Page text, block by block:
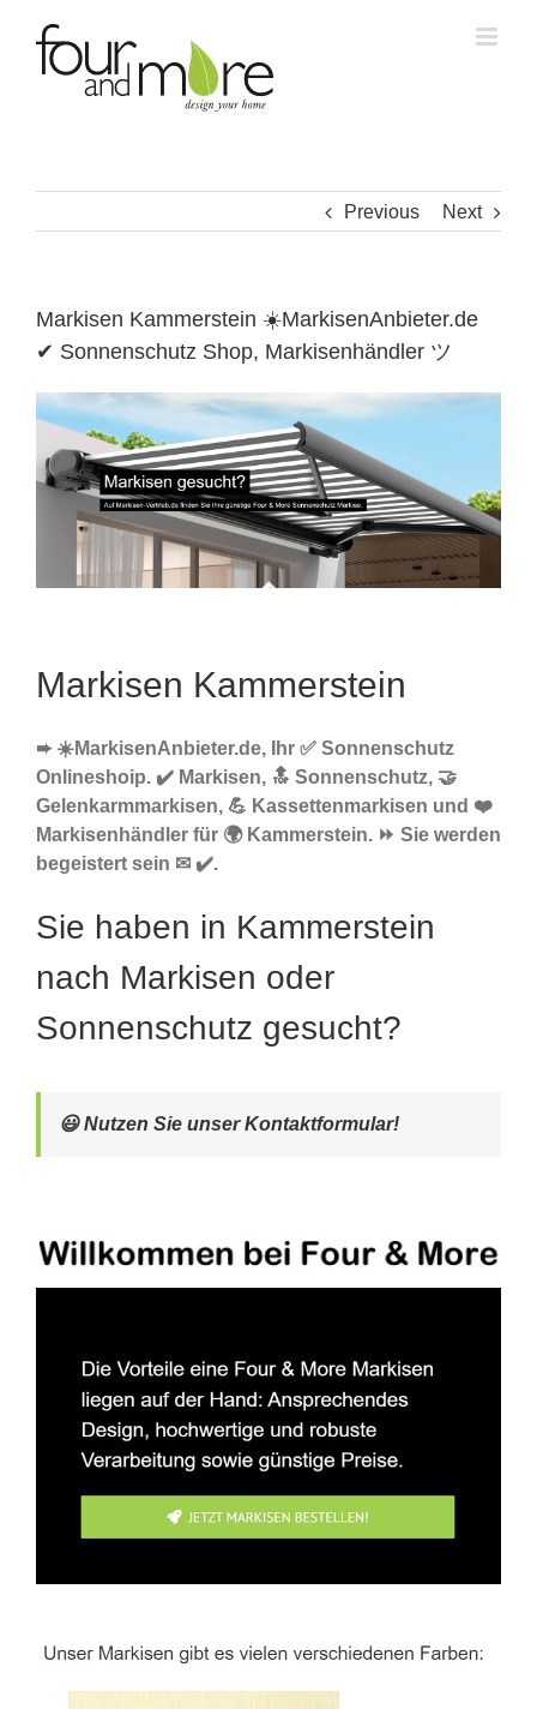
content
Previous Next
Markisen Kammerstein ☀️MarkisenAnbieter.de
✔ Sonnenschutz Shop, Markisenhändler ツ
Markisen Kammerstein
➨ ☀️MarkisenAnbieter.de, Ihr ✅ Sonnenschutz
Onlineshoip. ✔️ Markisen, 🔝 Sonnenschutz, 🤝
Gelenkarmmarkisen, 💪 Kassettenmarkisen und ❤️
Markisenhändler für 🌍 Kammerstein. ⏩ Sie werden
begeistert sein ✉ ✔️.
Sie haben in Kammerstein
nach Markisen oder
Sonnenschutz gesucht?
😃 Nutzen Sie unser Kontaktformular!